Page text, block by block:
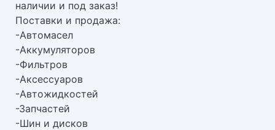
наличии и под заказ!
Поставки и продажа:
-Автомасел
-Аккумуляторов
-Фильтров
-Аксессуаров
-Автожидкостей
-Запчастей
-Шин и дисков